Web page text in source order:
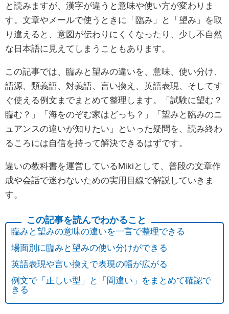
と読みますが、漢字が違うと意味や使い方が変わりま
す。文章やメールで使うときに「臨み」と「望み」を取
り違えると、意図が伝わりにくくなったり、少し不自然
な日本語に見えてしまうこともあります。
この記事では、臨みと望みの違いを、意味、使い分け、
語源、類義語、対義語、言い換え、英語表現、そしてす
ぐ使える例文までまとめて整理します。「試験に望む？
臨む？」「海をのぞむ家はどっち？」「望みと臨みのニ
ュアンスの違いが知りたい」といった疑問を、読み終わ
るころには自信を持って解決できるはずです。
違いの教科書を運営しているMikiとして、普段の文章作
成や会話で迷わないための実用目線で解説していきま
す。
臨みと望みの意味の違いを一言で整理できる
場面別に臨みと望みの使い分けができる
英語表現や言い換えで表現の幅が広がる
例文で「正しい型」と「間違い」をまとめて確認で
きる